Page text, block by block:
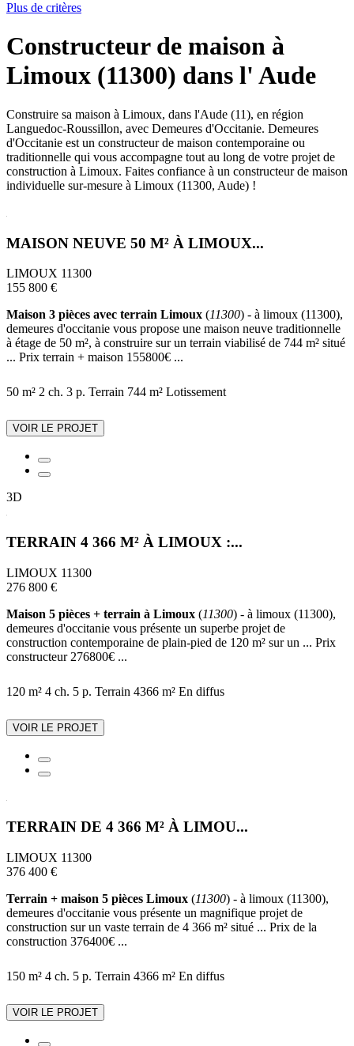
Plus de critères
Constructeur de maison à
Limoux (11300) dans l' Aude
Construire sa maison à Limoux, dans l'Aude (11), en région
Languedoc-Roussillon, avec Demeures d'Occitanie. Demeures
d'Occitanie est un constructeur de maison contemporaine ou
traditionnelle qui vous accompagne tout au long de votre projet de
construction à Limoux. Faites confiance à un constructeur de maison
individuelle sur-mesure à Limoux (11300, Aude) !
MAISON NEUVE 50 M² À LIMOUX...
LIMOUX 11300
155 800 €
Maison 3 pièces avec terrain Limoux (11300) - à limoux (11300),
demeures d'occitanie vous propose une maison neuve traditionnelle
à étage de 50 m², à construire sur un terrain viabilisé de 744 m² situé
... Prix terrain + maison 155800€ ...
50 m² 2 ch. 3 p. Terrain 744 m² Lotissement
VOIR LE PROJET
3D
TERRAIN 4 366 M² À LIMOUX :...
LIMOUX 11300
276 800 €
Maison 5 pièces + terrain à Limoux (11300) - à limoux (11300),
demeures d'occitanie vous présente un superbe projet de
construction contemporaine de plain-pied de 120 m² sur un ... Prix
constructeur 276800€ ...
120 m² 4 ch. 5 p. Terrain 4366 m² En diffus
VOIR LE PROJET
TERRAIN DE 4 366 M² À LIMOU...
LIMOUX 11300
376 400 €
Terrain + maison 5 pièces Limoux (11300) - à limoux (11300),
demeures d'occitanie vous présente un magnifique projet de
construction sur un vaste terrain de 4 366 m² situé ... Prix de la
construction 376400€ ...
150 m² 4 ch. 5 p. Terrain 4366 m² En diffus
VOIR LE PROJET